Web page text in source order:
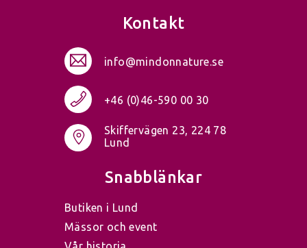
Kontakt
info@mindonnature.se
+46 (0)46-590 00 30
Skiffervägen 23, 224 78
Lund
Snabblänkar
Butiken i Lund
Mässor och event